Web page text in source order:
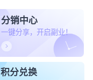
一键分享，开启副业！
分销中心
积分兑换